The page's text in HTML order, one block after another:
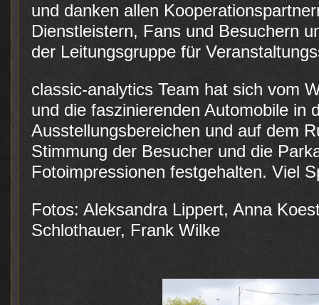
und danken allen
Dienstleistern, Fans und Besuchern
der Leitungsgruppe für
classic-analytics Team hat sich vom
und die faszinierenden Automobile in
Ausstellungsbereichen und auf dem
Stimmung der Besucher und die
Fotoimpressionen festgehalten. Viel
Fotos: Aleksandra Lippert, Anna
Schlothauer, Frank Wilke